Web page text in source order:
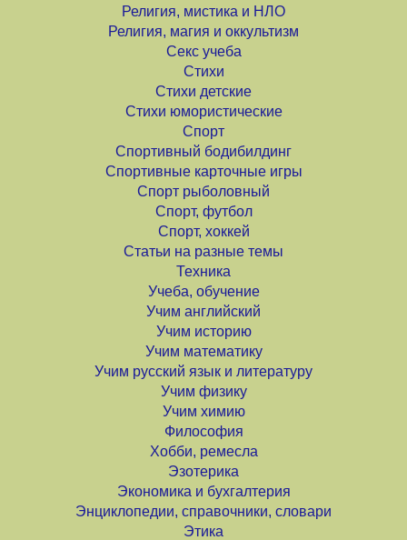
Религия, мистика и НЛО
Религия, магия и оккультизм
Секс учеба
Стихи
Стихи детские
Стихи юмористические
Спорт
Спортивный бодибилдинг
Спортивные карточные игры
Спорт рыболовный
Спорт, футбол
Спорт, хоккей
Статьи на разные темы
Техника
Учеба, обучение
Учим английский
Учим историю
Учим математику
Учим русский язык и литературу
Учим физику
Учим химию
Философия
Хобби, ремесла
Эзотерика
Экономика и бухгалтерия
Энциклопедии, справочники, словари
Этика